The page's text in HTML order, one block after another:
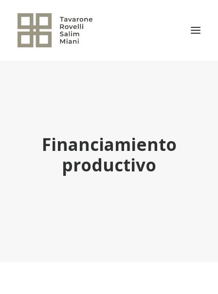
TRANSACCIONES RELEVANTES
CULTURA TRSM
Financiamiento
productivo